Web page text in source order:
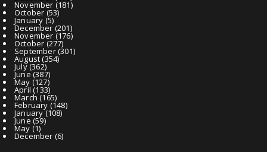
November (181)
October (53)
January (5)
December(201)
November (176)
October (277)
September(301)
August(354)
July(362)
June(387)
May (127)
April (133)
March (165)
February (148)
January(108)
June (59)
May (1)
December (6)